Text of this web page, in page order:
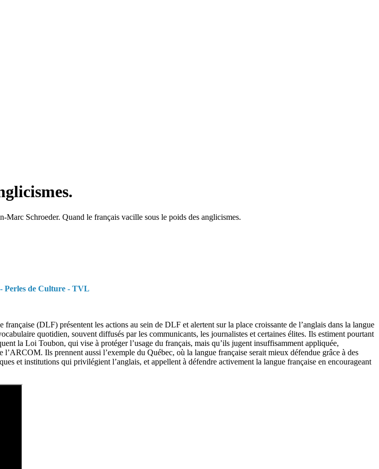
Schroeder. Quand le français vacille sous le poids des anglicismes.
Perles de Culture - TVL
française (DLF) présentent les actions au sein de DLF et alertent sur la place croissante de l’anglais dans la langue
quotidien, souvent diffusés par les communicants, les journalistes et certaines élites. Ils estiment pourtant
la Loi Toubon, qui vise à protéger l’usage du français, mais qu’ils jugent insuffisamment appliquée,
Ils prennent aussi l’exemple du Québec, où la langue française serait mieux défendue grâce à des
et institutions qui privilégient l’anglais, et appellent à défendre activement la langue française en encourageant